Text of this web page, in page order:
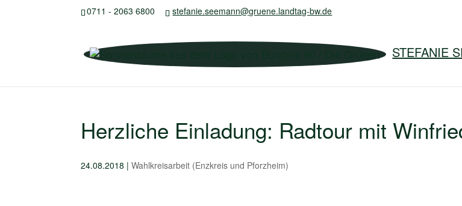
0711 - 2063 6800 stefanie.seemann@gruene.landtag-bw.de
STEFANIE
Herzliche Einladung: Radtour mit
24.08.2018 |Wahlkreisarbeit (Enzkreis und Pforzheim)